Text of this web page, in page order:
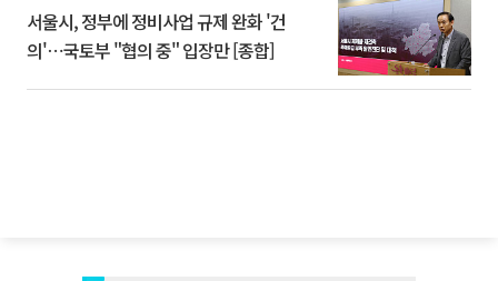
서울시, 정부에 정비사업 규제 완화 '건
의'⋯국토부 "협의 중" 입장만 [종합]